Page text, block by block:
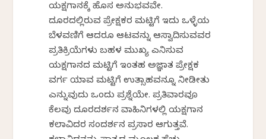
ಯಕ್ಷಗಾನಕ್ಕೆ ಹೊಸ ಅನುಭವವೇ.
ದೂರದಲ್ಲಿರುವ ಪ್ರೇಕ್ಷಕರ ಮಟ್ಟಿಗೆ ಇದು ಒಳ್ಳೆಯ
ಬೆಳವಣಿಗೆ ಆದರೂ ಆಟವನ್ನು ಆಸ್ವಾದಿಸುವವರ
ಪ್ರತಿಕ್ರಿಯೆಗಳು ಬಹಳ ಮುಖ್ಯ ಎನಿಸುವ
ಯಕ್ಷಗಾನದ ಮಟ್ಟಿಗೆ ಇಂತಹ ಅಜ್ಞಾತ ಪ್ರೇಕ್ಷಕ
ವರ್ಗ ಯಾವ ಮಟ್ಟಿಗೆ ಉತ್ಸಾಹವನ್ನೂ ನೀಡೀತು
ಎನ್ನುವುದು ಒಂದು ಪ್ರಶ್ನೆಯೇ. ಪ್ರತಿವಾರವೂ
ಕೆಲವು ದೂರದರ್ಶನ ವಾಹಿನಿಗಳಲ್ಲಿ ಯಕ್ಷಗಾನ
ಕಲಾವಿದರ ಸಂದರ್ಶನ ಪ್ರಸಾರ ಆಗುತ್ತವೆ.